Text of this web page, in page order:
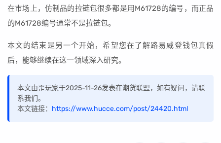
在市场上，仿制品的拉链包很多都是用M61728的编号，而正品
的M61728编号通常不是拉链包。
本文的结束是另一个开始，希望您在了解路易威登钱包真假
后，能够继续在这一领域深入研究。
本文由歪玩家于2025-11-26发表在潮货联盟，如有疑问，请联
系我们。
本文链接： https://www.hucce.com/post/24420.html